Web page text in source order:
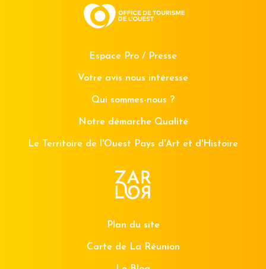
Espace Pro / Presse
Votre avis nous intéresse
Qui sommes-nous ?
Notre démarche Qualité
Le Territoire de l'Ouest Pays d'Art et d'Histoire
Plan du site
Carte de La Réunion